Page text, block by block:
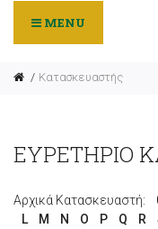
MENU
Κατασκευαστής
ΕΥΡΕΤΉΡΙΟ
Αρχικά Κατασκευαστή:
L
M N O P Q R